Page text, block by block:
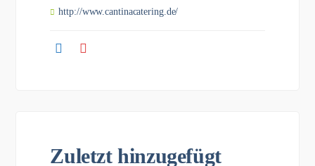
http://www.cantinacatering.de/
Zuletzt hinzugefügt